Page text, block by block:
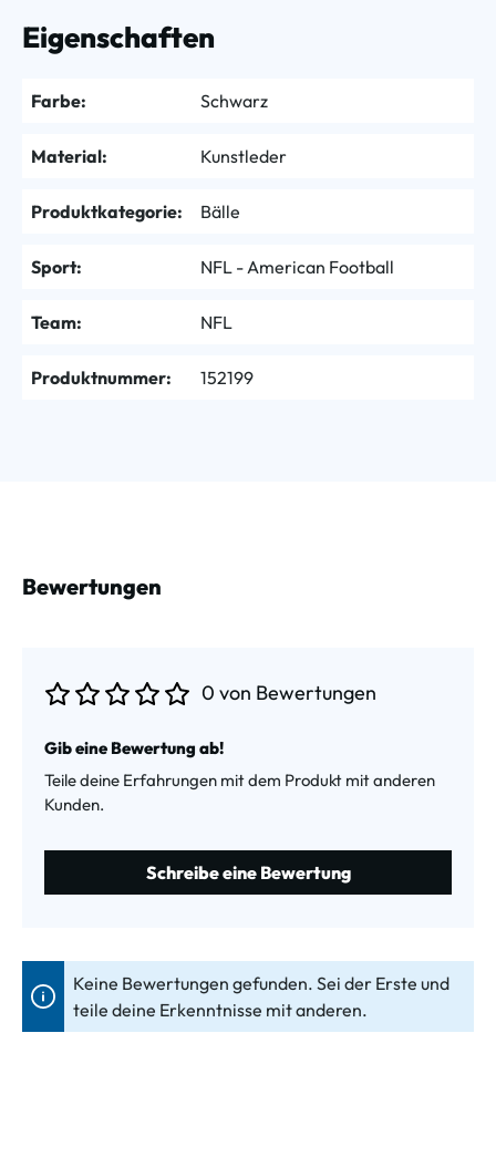
Eigenschaften
Farbe: Schwarz
Material: Kunstleder
Produktkategorie: Bälle
Sport: NFL - American Football
Team: NFL
Produktnummer: 152199
Bewertungen
0 von Bewertungen
Gib eine Bewertung ab!
Teile deine Erfahrungen mit dem Produkt mit anderen
Kunden.
Schreibe eine Bewertung
Keine Bewertungen gefunden. Sei der Erste und
teile deine Erkenntnisse mit anderen.